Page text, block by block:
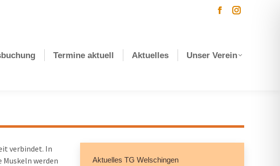
Facebook
in
Instagram
in
Termine aktuell Aktuelles Unser Verein
verbindet. In
werden
Aktuelles TG Welschingen